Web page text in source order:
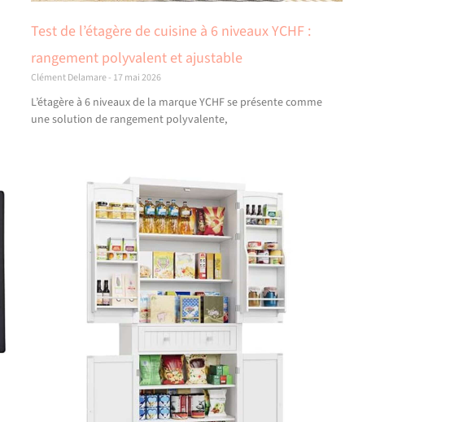
Test de l’étagère de cuisine à 6 niveaux YCHF :
rangement polyvalent et ajustable
Clément Delamare 17 mai 2026
L’étagère à 6 niveaux de la marque YCHF se présente comme
une solution de rangement polyvalente,